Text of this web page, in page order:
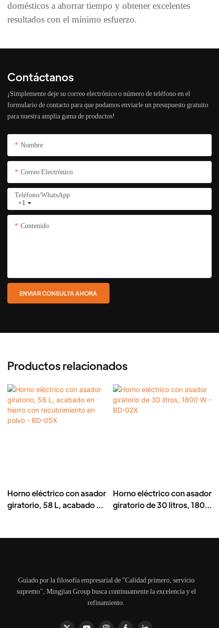
domésticos a ahorrar tiempo y obtener excelentes
resultados con el mínimo esfuerzo.
Contáctanos
¡Simplemente deje su correo electrónico o número de teléfono en el
formulario de contacto para que podamos enviarle un presupuesto gratuito
para nuestra amplia gama de productos!
Nombre
Correo Electrónico
+1
Teléfono/WhatsApp
Contenido
ENVIAR CONSULTA AHORA
Productos relacionados
Horno eléctrico con asador
giratorio, 58 L, acabado en
Horno eléctrico con asador
giratorio de 30 litros, 1800
Guiado por la filosofía empresarial de "Calidad primero, servicio
supremo", Mingjian Group busca continuamente la excelencia y el
refinamiento.